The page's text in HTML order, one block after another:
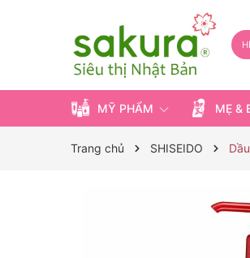
MỸ PHẨM MẸ &
Trang chủ SHISEIDO